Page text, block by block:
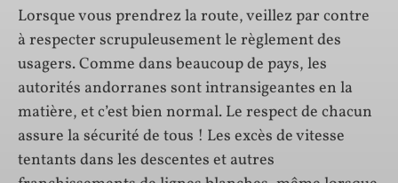
Lorsque vous prendrez la route, veillez par contre
à respecter scrupuleusement le règlement des
usagers. Comme dans beaucoup de pays, les
autorités andorranes sont intransigeantes en la
matière, et c’est bien normal. Le respect de chacun
assure la sécurité de tous ! Les excès de vitesse
tentants dans les descentes et autres